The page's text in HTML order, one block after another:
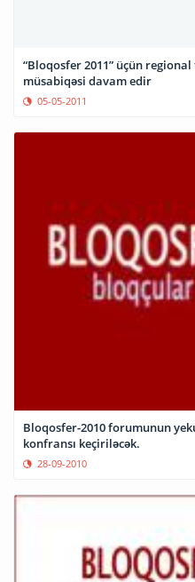
“Bloqosfer 2011” üçün
müsabiqəsi davam edir
05-05-2011
Bloqosfer-2010 forumunun
konfransı keçiriləcək.
28-09-2010